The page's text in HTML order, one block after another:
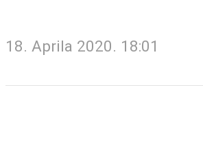
18. Aprila 2020. 18:01